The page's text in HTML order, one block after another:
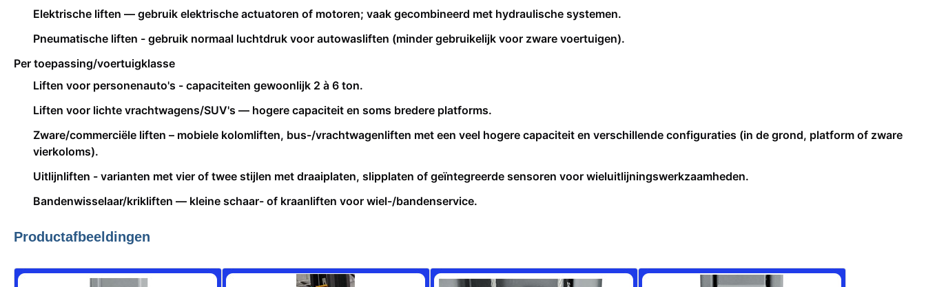
Elektrische liften — gebruik elektrische actuatoren of motoren; vaak gecombineerd met hydraulische systemen.
Pneumatische liften - gebruik normaal luchtdruk voor autowasliften (minder gebruikelijk voor zware voertuigen).
Per toepassing/voertuigklasse
Liften voor personenauto's - capaciteiten gewoonlijk 2 à 6 ton.
Liften voor lichte vrachtwagens/SUV's — hogere capaciteit en soms bredere platforms.
Zware/commerciële liften – mobiele kolomliften, bus-/vrachtwagenliften met een veel hogere capaciteit en verschillende configuraties (in de grond, platform of zware
vierkoloms).
Uitlijnliften - varianten met vier of twee stijlen met draaiplaten, slipplaten of geïntegreerde sensoren voor wieluitlijningswerkzaamheden.
Bandenwisselaar/krikliften — kleine schaar- of kraanliften voor wiel-/bandenservice.
Productafbeeldingen